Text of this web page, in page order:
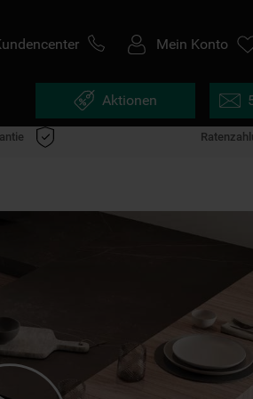
Mein Konto
Aktionen